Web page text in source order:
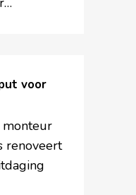
voor
renoveert